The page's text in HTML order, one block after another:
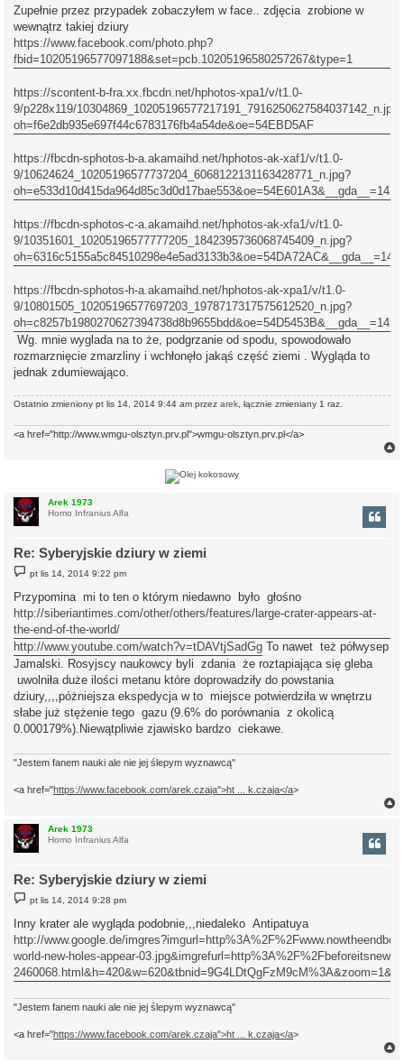
t
Zupełnie przez przypadek zobaczyłem w face.. zdjęcia zrobione w
wewnątrz takiej dziury
https://www.facebook.com/photo.php?
fbid=10205196577097188&set=pcb.10205196580257267&type=1
https://scontent-b-fra.xx.fbcdn.net/hphotos-xpa1/v/t1.0-
9/p228x119/10304869_10205196577217191_7916250627584037142_n.jpg?
oh=f6e2db935e697f44c6783176fb4a54de&oe=54EBD5AF
https://fbcdn-sphotos-b-a.akamaihd.net/hphotos-ak-xaf1/v/t1.0-
9/10624624_10205196577737204_6068122131163428771_n.jpg?
https://fbcdn-sphotos-c-a.akamaihd.net/hphotos-ak-xfa1/v/t1.0-
9/10351601_10205196577777205_1842395736068745409_n.jpg?
https://fbcdn-sphotos-h-a.akamaihd.net/hphotos-ak-xpa1/v/t1.0-
9/10801505_10205196577697203_1978717317575612520_n.jpg?
Wg. mnie wyglada na to że, podgrzanie od spodu, spowodowało
rozmarznięcie zmarzliny i wchłonęło jakąś część ziemi . Wygląda to
jednak zdumiewająco.
Ostatnio zmieniony pt lis 14, 2014 9:44 am przez arek , łącznie zmieniany 1 raz.
<a href="http://www.wmgu-olsztyn.prv.pl">wmgu-olsztyn.prv.pl</a>
Arek 1973
Homo Infranius Alfa
Re: Syberyjskie dziury w ziemi
o
t
pt lis 14, 2014 9:22 pm
Przypomina mi to ten o którym niedawno było głośno
http://siberiantimes.com/other/others/features/large-crater-appears-at-
the-end-of-the-world/
http://www.youtube.com/watch?v=tDAVtjSadGg To nawet też półwysep
Jamalski. Rosyjscy naukowcy byli zdania że roztapiająca się gleba
uwolniła duże ilości metanu które doprowadziły do powstania
dziury,,,,póżniejsza ekspedycja w to miejsce potwierdziła w wnętrzu
słabe już stężenie tego gazu (9.6% do porównania z okolicą
0.000179%).Niewątpliwie zjawisko bardzo ciekawe.
"Jestem fanem nauki ale nie jej ślepym wyznawcą"
<a href="https://www.facebook.com/arek.czaja">ht ... k.czaja</a>
Arek 1973
Homo Infranius Alfa
Re: Syberyjskie dziury w ziemi
o
t
pt lis 14, 2014 9:28 pm
Inny krater ale wygląda podobnie,,,niedaleko Antipatuya
http://www.google.de/
world-new-holes-appear-
"Jestem fanem nauki ale nie jej ślepym wyznawcą"
<a href="https://www.facebook.com/arek.czaja">ht ... k.czaja</a>